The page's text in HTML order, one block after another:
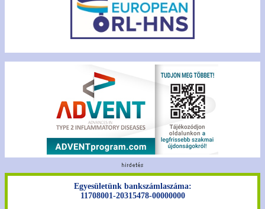
Egyesületünk bankszámlaszáma:
11708001-20315478-00000000